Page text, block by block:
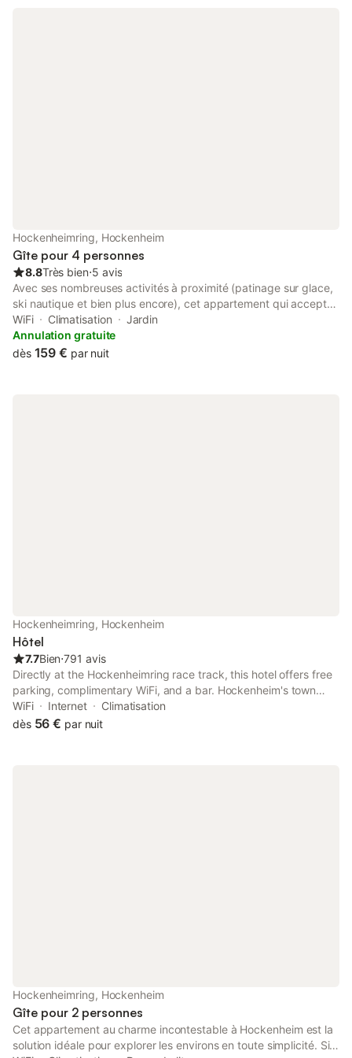
Hockenheimring, Hockenheim
Gîte pour 4 personnes
8.8Très bien⋅5 avis
Avec ses nombreuses activités à proximité (patinage sur glace,
ski nautique et bien plus encore), cet appartement qui accepte
les animaux de compagnie a décidément tout pour vous plaire.
L'hébergement dispose d'un parking sur place, de là vous
pourrez aisément faire le trajet de 3 minutes jusqu'à Circuit
WiFi Climatisation
Jardin
Annulation gratuite
dès 159 € par nuit
Hockenheimring, Hockenheim
Hôtel
7.7Bien⋅791 avis
Directly at the Hockenheimring race track, this hotel offers free
parking, complimentary WiFi, and a bar. Hockenheim's town
centre is just 2 km from the hotel.
WiFi Internet
Climatisation
dès 56 € par nuit
Hockenheimring, Hockenheim
Gîte pour 2 personnes
Cet appartement au charme incontestable à Hockenheim est la
solution idéale pour explorer les environs en toute simplicité. Si